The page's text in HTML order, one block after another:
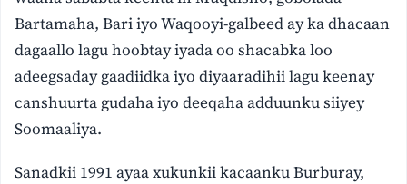
Bartamaha, Bari iyo Waqooyi-galbeed ay ka dhacaan
dagaallo lagu hoobtay iyada oo shacabka loo
adeegsaday gaadiidka iyo diyaaradihii lagu keenay
canshuurta gudaha iyo deeqaha adduunku siiyey
Soomaaliya.
Sanadkii 1991 ayaa xukunkii kacaanku Burburay,